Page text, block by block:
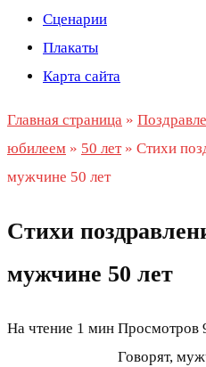
Сценарии
Плакаты
Карта сайта
Главная страница »
юбилеем » 50 лет» Стихи
мужчине 50 лет
Стихи
мужчине 50 лет
На чтение 1 мин Просмотров
Говорят,